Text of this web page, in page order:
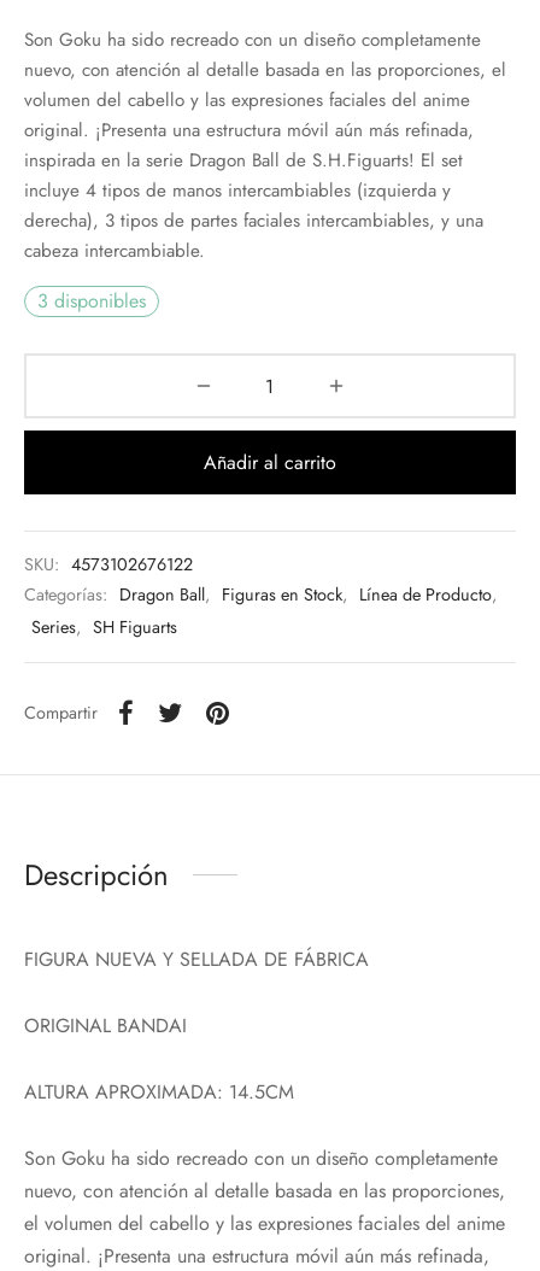
Son Goku ha sido recreado con un diseño completamente
nuevo, con atención al detalle basada en las proporciones, el
volumen del cabello y las expresiones faciales del anime
original. ¡Presenta una estructura móvil aún más refinada,
inspirada en la serie Dragon Ball de S.H.Figuarts! El set
incluye 4 tipos de manos intercambiables (izquierda y
derecha), 3 tipos de partes faciales intercambiables, y una
cabeza intercambiable.
3 disponibles
Añadir al carrito
SKU: 4573102676122
Categorías: Dragon Ball, Figuras en Stock, Línea de Producto,
Series, SH Figuarts
Compartir
Descripción
FIGURA NUEVA Y SELLADA DE FÁBRICA
ORIGINAL BANDAI
ALTURA APROXIMADA: 14.5CM
Son Goku ha sido recreado con un diseño completamente
nuevo, con atención al detalle basada en las proporciones,
el volumen del cabello y las expresiones faciales del anime
original. ¡Presenta una estructura móvil aún más refinada,